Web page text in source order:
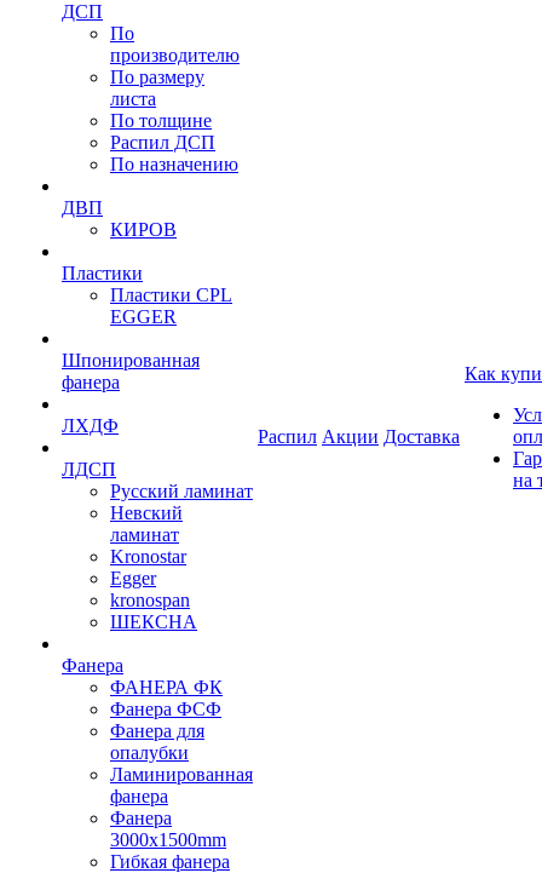
ДСП
По
производителю
По размеру
листа
По толщине
Распил ДСП
По назначению
ДВП
КИРОВ
Пластики
Пластики CPL
EGGER
Шпонированная
фанера
ЛХДФ
ЛДСП
Русский ламинат
Невский
ламинат
Kronostar
Egger
kronospan
ШЕКСНА
Фанера
ФАНЕРА ФК
Фанера ФСФ
Фанера для
опалубки
Ламинированная
фанера
Фанера
3000х1500mm
Гибкая фанера
Распил Акции Доставка
Как
на